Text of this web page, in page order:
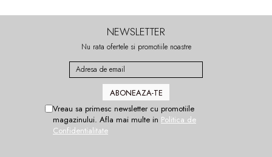
NEWSLETTER
Nu rata ofertele si promotiile noastre
Vreau sa primesc newsletter cu promotiile
magazinului. Afla mai multe in Politica de
Confidentialitate